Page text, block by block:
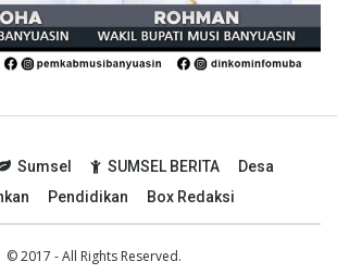
Sumsel SUMSEL BERITA
Desa
Pendidikan Box Redaksi
© 2017 - All Rights Reserved.